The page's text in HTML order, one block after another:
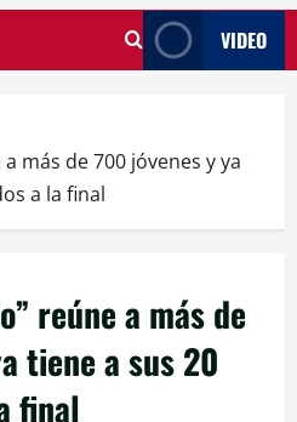
VIDEO
más de 700 jóvenes y ya
a la final
reúne a más de
tiene a sus 20
final